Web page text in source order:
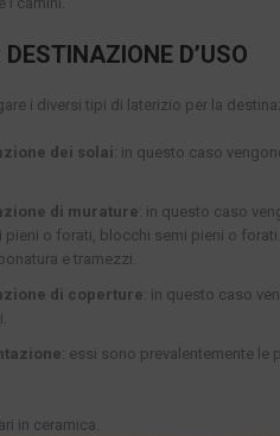
D’USO
i diversi tipi di laterizio per la
dei solai: in questo caso
di murature: in questo caso
pieni o forati, blocchi semi pieni o
e tramezzi.
di coperture: in questo caso
: essi sono prevalentemente le
in ceramica.